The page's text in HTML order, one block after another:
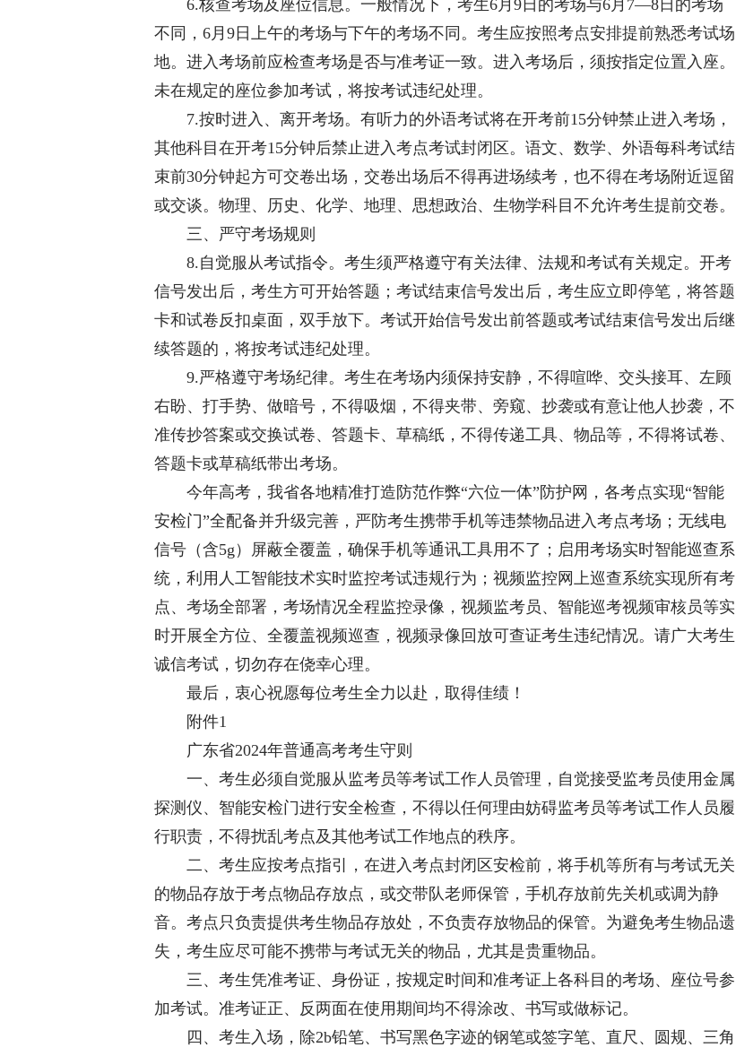
6.核查考场及座位信息。一般情况下，考生6月9日的考场与6月7—8日的考场
不同，6月9日上午的考场与下午的考场不同。考生应按照考点安排提前熟悉考试场
地。进入考场前应检查考场是否与准考证一致。进入考场后，须按指定位置入座。
未在规定的座位参加考试，将按考试违纪处理。
7.按时进入、离开考场。有听力的外语考试将在开考前15分钟禁止进入考场，
其他科目在开考15分钟后禁止进入考点考试封闭区。语文、数学、外语每科考试结
束前30分钟起方可交卷出场，交卷出场后不得再进场续考，也不得在考场附近逗留
或交谈。物理、历史、化学、地理、思想政治、生物学科目不允许考生提前交卷。
三、严守考场规则
8.自觉服从考试指令。考生须严格遵守有关法律、法规和考试有关规定。开考
信号发出后，考生方可开始答题；考试结束信号发出后，考生应立即停笔，将答题
卡和试卷反扣桌面，双手放下。考试开始信号发出前答题或考试结束信号发出后继
续答题的，将按考试违纪处理。
9.严格遵守考场纪律。考生在考场内须保持安静，不得喧哗、交头接耳、左顾
右盼、打手势、做暗号，不得吸烟，不得夹带、旁窥、抄袭或有意让他人抄袭，不
准传抄答案或交换试卷、答题卡、草稿纸，不得传递工具、物品等，不得将试卷、
答题卡或草稿纸带出考场。
今年高考，我省各地精准打造防范作弊“六位一体”防护网，各考点实现“智能
安检门”全配备并升级完善，严防考生携带手机等违禁物品进入考点考场；无线电
信号（含5g）屏蔽全覆盖，确保手机等通讯工具用不了；启用考场实时智能巡查系
统，利用人工智能技术实时监控考试违规行为；视频监控网上巡查系统实现所有考
点、考场全部署，考场情况全程监控录像，视频监考员、智能巡考视频审核员等实
时开展全方位、全覆盖视频巡查，视频录像回放可查证考生违纪情况。请广大考生
诚信考试，切勿存在侥幸心理。
最后，衷心祝愿每位考生全力以赴，取得佳绩！
附件1
广东省2024年普通高考考生守则
一、考生必须自觉服从监考员等考试工作人员管理，自觉接受监考员使用金属
探测仪、智能安检门进行安全检查，不得以任何理由妨碍监考员等考试工作人员履
行职责，不得扰乱考点及其他考试工作地点的秩序。
二、考生应按考点指引，在进入考点封闭区安检前，将手机等所有与考试无关
的物品存放于考点物品存放点，或交带队老师保管，手机存放前先关机或调为静
音。考点只负责提供考生物品存放处，不负责存放物品的保管。为避免考生物品遗
失，考生应尽可能不携带与考试无关的物品，尤其是贵重物品。
三、考生凭准考证、身份证，按规定时间和准考证上各科目的考场、座位号参
加考试。准考证正、反两面在使用期间均不得涂改、书写或做标记。
四、考生入场，除2b铅笔、书写黑色字迹的钢笔或签字笔、直尺、圆规、三角